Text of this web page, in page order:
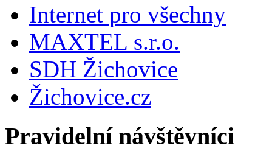
Internet pro všechny
MAXTEL s.r.o.
SDH Žichovice
Žichovice.cz
Pravidelní návštěvníci